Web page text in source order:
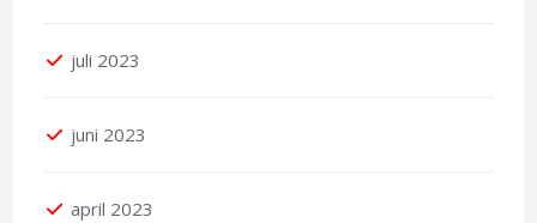
juli 2023
juni 2023
april 2023